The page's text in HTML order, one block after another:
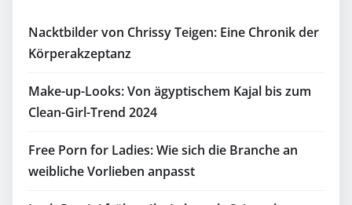
Nacktbilder von Chrissy Teigen: Eine Chronik der
Körperakzeptanz
Make-up-Looks: Von ägyptischem Kajal bis zum
Clean-Girl-Trend 2024
Free Porn for Ladies: Wie sich die Branche an
weibliche Vorlieben anpasst